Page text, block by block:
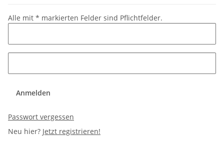
Alle mit * markierten Felder sind Pflichtfelder.
Anmelden
Passwort vergessen
Neu hier? Jetzt registrieren!